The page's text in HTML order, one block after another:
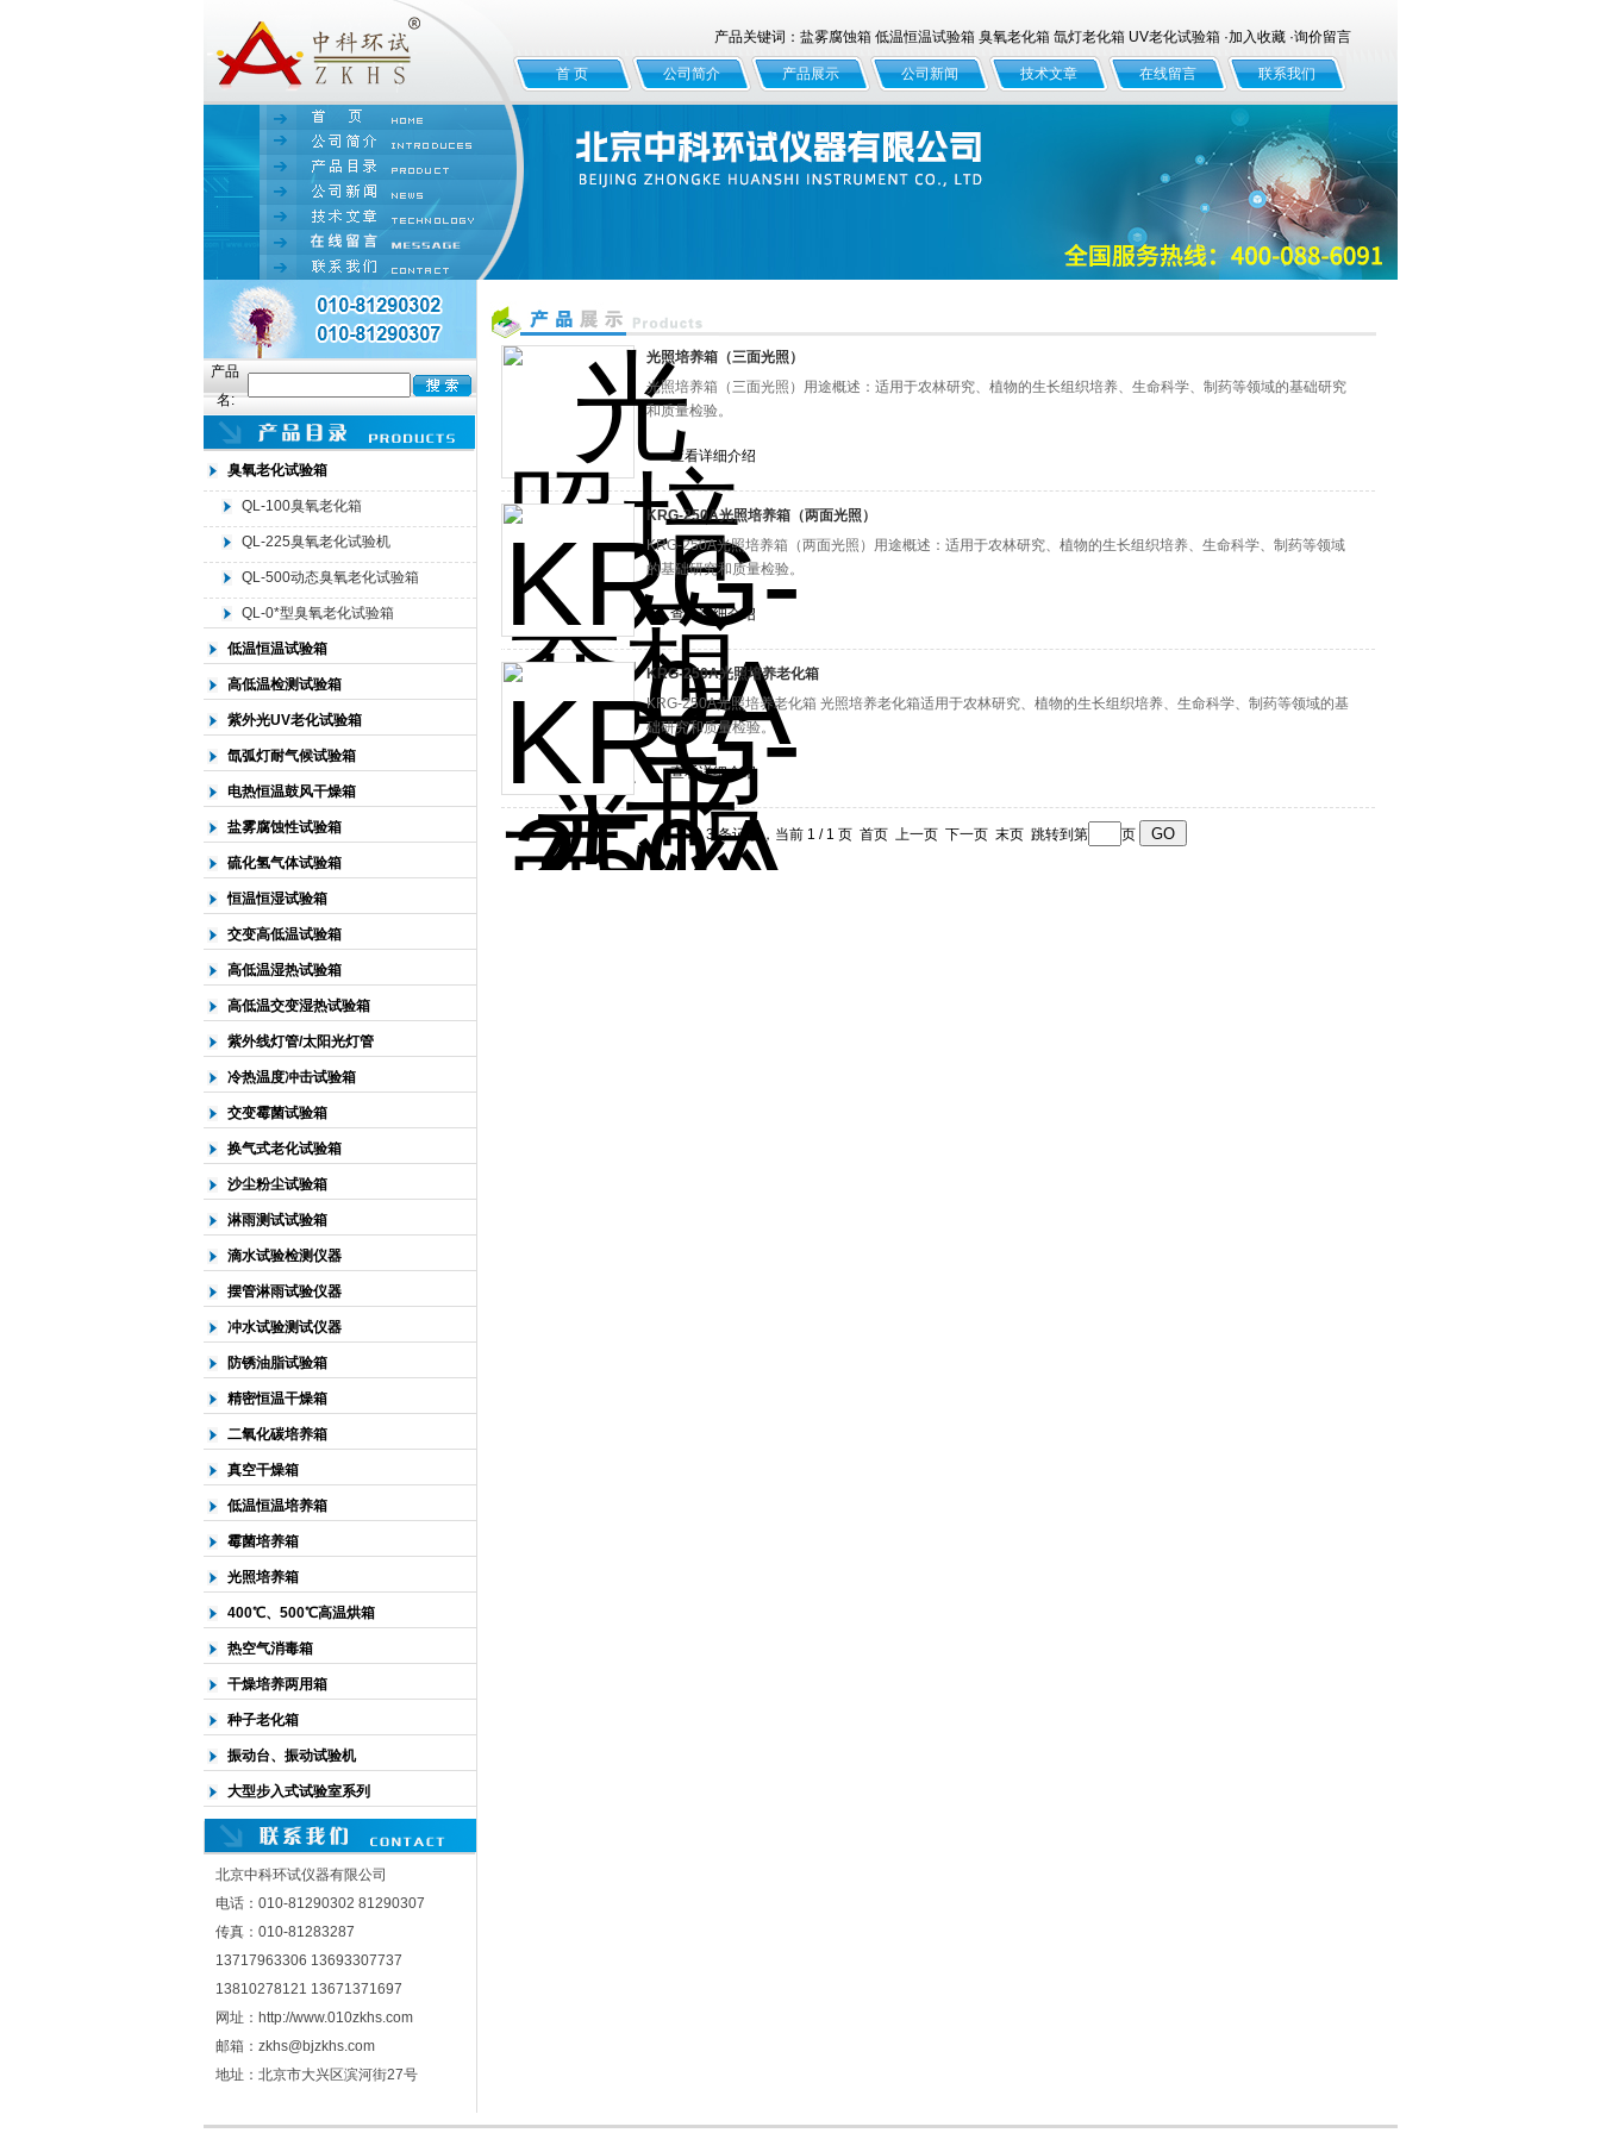
北京中科环试仪器有限公司
产品关键词：盐雾腐蚀箱 低温恒温试验箱 臭氧老化箱 氙灯老化箱 UV老化试验箱 ·加入收藏·询价留言
首 页 公司简介 产品展示 公司新闻 技术文章 在线留言 联系我们
产品
名:
臭氧老化试验箱
QL-100臭氧老化箱
QL-225臭氧老化试验机
QL-500动态臭氧老化试验箱
QL-0*型臭氧老化试验箱
低温恒温试验箱
高低温检测试验箱
紫外光UV老化试验箱
氙弧灯耐气候试验箱
电热恒温鼓风干燥箱
盐雾腐蚀性试验箱
硫化氢气体试验箱
恒温恒湿试验箱
交变高低温试验箱
高低温湿热试验箱
高低温交变湿热试验箱
紫外线灯管/太阳光灯管
冷热温度冲击试验箱
交变霉菌试验箱
换气式老化试验箱
沙尘粉尘试验箱
淋雨测试试验箱
滴水试验检测仪器
摆管淋雨试验仪器
冲水试验测试仪器
防锈油脂试验箱
精密恒温干燥箱
二氧化碳培养箱
真空干燥箱
低温恒温培养箱
霉菌培养箱
光照培养箱
400℃、500℃高温烘箱
热空气消毒箱
干燥培养两用箱
种子老化箱
振动台、振动试验机
大型步入式试验室系列
北京中科环试仪器有限公司
电话：010-81290302 81290307
传真：010-81283287
13717963306 13693307737
13810278121 13671371697
网址：http://www.010zkhs.com
邮箱：zkhs@bjzkhs.com
地址：北京市大兴区滨河街27号
光照培养箱（三面光照）
光照培养箱（三面光照）用途概述：适用于农林研究、植物的生长组织培养、生命科学、制药等领域的基础研究
和质量检验。
查看详细介绍
KRG-250A光照培养箱（两面光照）
KRG-250A光照培养箱（两面光照）用途概述：适用于农林研究、植物的生长组织培养、生命科学、制药等领域
的基础研究和质量检验。
查看详细介绍
KRG-250A光照培养老化箱
KRG-250A光照培养老化箱 光照培养老化箱适用于农林研究、植物的生长组织培养、生命科学、制药等领域的基
础研究和质量检验。
查看详细介绍
共 3 条记录，当前 1 / 1 页 首页 上一页 下一页 末页 跳转到第 页